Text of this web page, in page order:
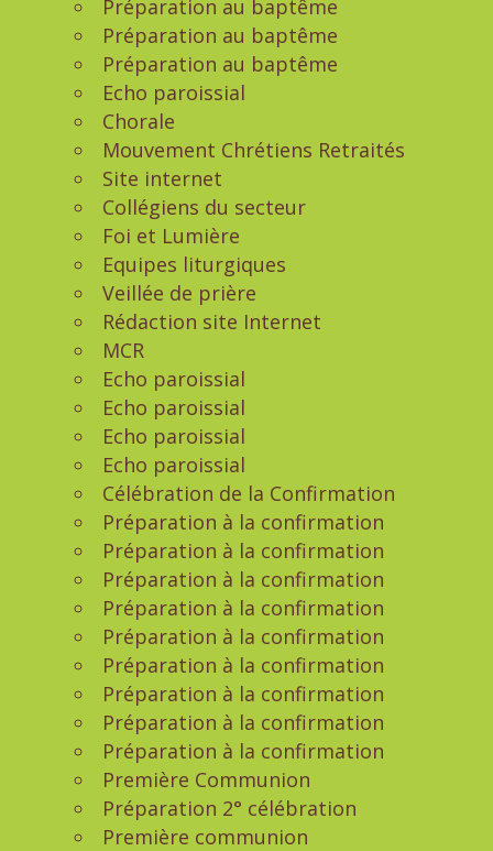
Préparation au baptême
Préparation au baptême
Préparation au baptême
Echo paroissial
Chorale
Mouvement Chrétiens Retraités
Site internet
Collégiens du secteur
Foi et Lumière
Equipes liturgiques
Veillée de prière
Rédaction site Internet
MCR
Echo paroissial
Echo paroissial
Echo paroissial
Echo paroissial
Célébration de la Confirmation
Préparation à la confirmation
Préparation à la confirmation
Préparation à la confirmation
Préparation à la confirmation
Préparation à la confirmation
Préparation à la confirmation
Préparation à la confirmation
Préparation à la confirmation
Préparation à la confirmation
Première Communion
Préparation 2° célébration
Première communion